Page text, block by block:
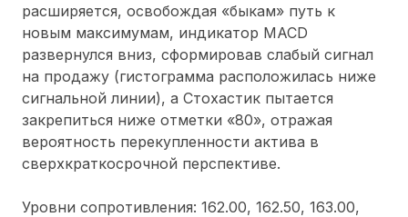
расширяется, освобождая «быкам» путь к
новым максимумам, индикатор MACD
развернулся вниз, сформировав слабый сигнал
на продажу (гистограмма расположилась ниже
сигнальной линии), а Стохастик пытается
закрепиться ниже отметки «80», отражая
вероятность перекупленности актива в
сверхкраткосрочной перспективе.
Уровни сопротивления: 162.00, 162.50, 163.00,